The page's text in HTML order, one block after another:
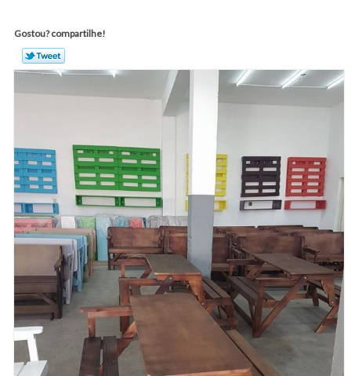
Gostou? compartilhe!